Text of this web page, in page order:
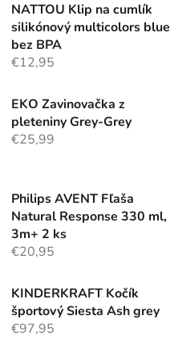
NATTOU Klip na cumlík
silikónový multicolors blue
bez BPA
€12,95
EKO Zavinovačka z
pleteniny Grey-Grey
€25,99
Philips AVENT Fľaša
Natural Response 330 ml,
3m+ 2 ks
€20,95
KINDERKRAFT Kočík
športový Siesta Ash grey
€97,95